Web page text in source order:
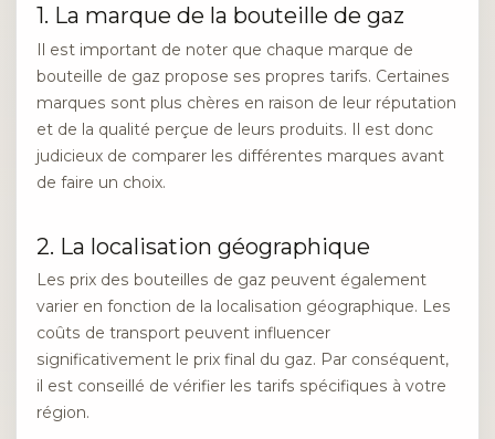
1. La marque de la bouteille de gaz
Il est important de noter que chaque marque de
bouteille de gaz propose ses propres tarifs. Certaines
marques sont plus chères en raison de leur réputation
et de la qualité perçue de leurs produits. Il est donc
judicieux de comparer les différentes marques avant
de faire un choix.
2. La localisation géographique
Les prix des bouteilles de gaz peuvent également
varier en fonction de la localisation géographique. Les
coûts de transport peuvent influencer
significativement le prix final du gaz. Par conséquent,
il est conseillé de vérifier les tarifs spécifiques à votre
région.